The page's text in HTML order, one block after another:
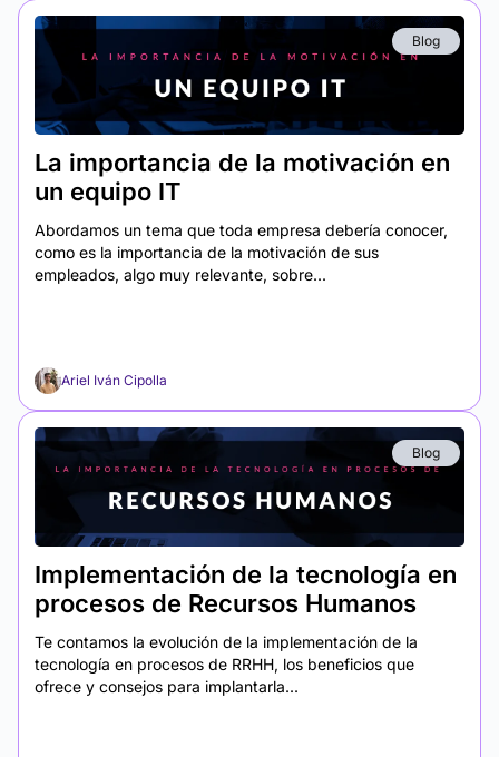
Blog
La importancia de la motivación en
un equipo IT
Abordamos un tema que toda empresa debería conocer,
como es la importancia de la motivación de sus
empleados, algo muy relevante, sobre...
Ariel Iván Cipolla
Blog
Implementación de la tecnología en
procesos de Recursos Humanos
Te contamos la evolución de la implementación de la
tecnología en procesos de RRHH, los beneficios que
ofrece y consejos para implantarla...